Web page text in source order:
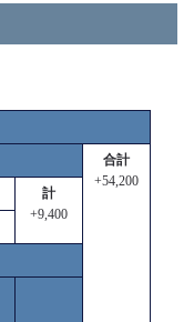
合計
+54,200
計
+9,400